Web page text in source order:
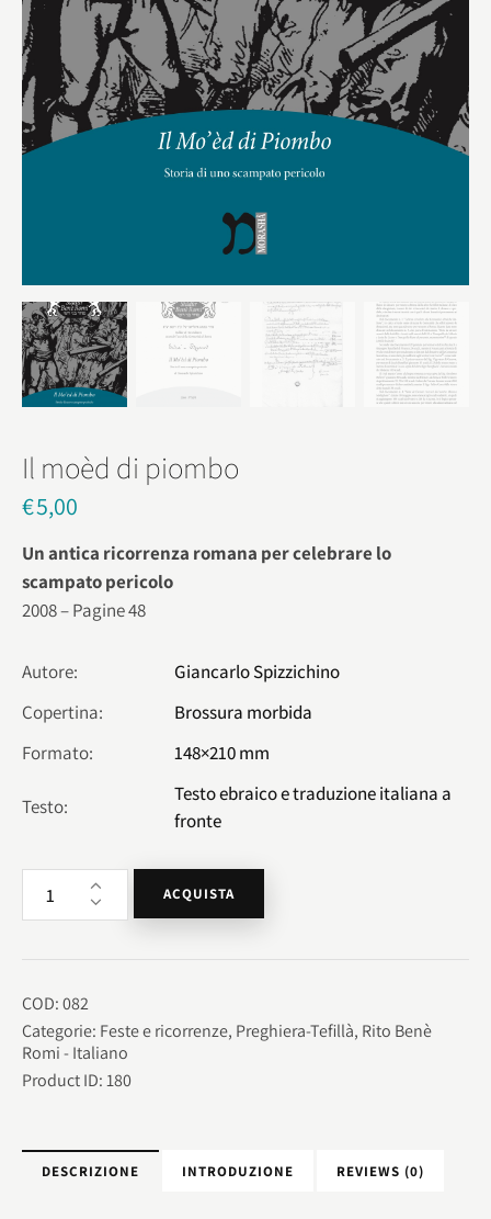
Il moèd di piombo
€5,00
Un antica ricorrenza romana per celebrare lo
scampato pericolo
2008 – Pagine 48
Autore
Giancarlo Spizzichino
Copertina
Brossura morbida
Formato
148×210 mm
Testo
Testo ebraico e traduzione italiana a
fronte
ACQUISTA
COD:082
Categorie: Feste e ricorrenze, Preghiera-Tefillà, Rito Benè
Romi - Italiano
Product ID:180
DESCRIZIONE INTRODUZIONE REVIEWS (0)